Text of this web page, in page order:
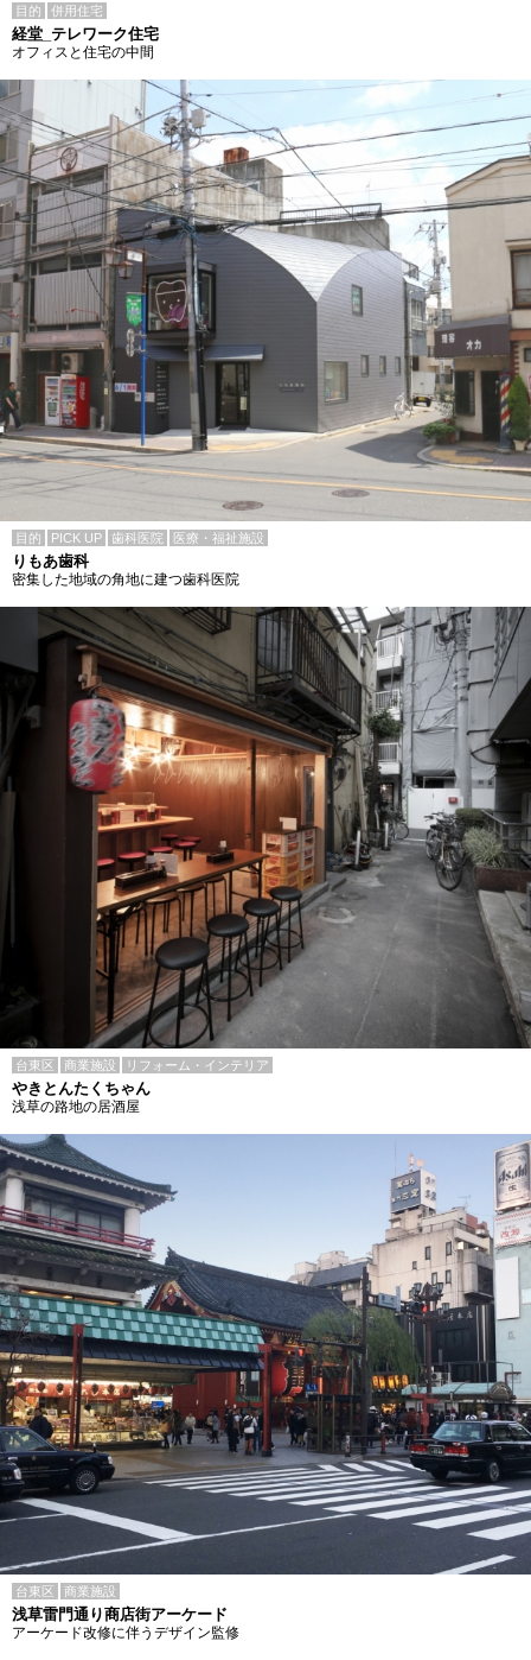
目的 併用住宅
経堂_テレワーク住宅
オフィスと住宅の中間
目的 PICK UP 歯科医院 医療・福祉施設
りもあ歯科
密集した地域の角地に建つ歯科医院
台東区 商業施設 リフォーム・インテリア
やきとんたくちゃん
浅草の路地の居酒屋
台東区 商業施設
浅草雷門通り商店街アーケード
アーケード改修に伴うデザイン監修